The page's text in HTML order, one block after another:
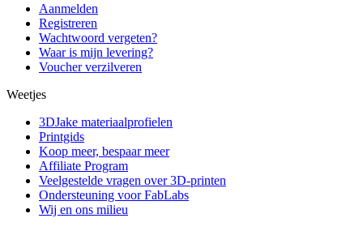
Aanmelden
Registreren
Wachtwoord vergeten?
Waar is mijn levering?
Voucher verzilveren
Weetjes
3DJake materiaalprofielen
Printgids
Koop meer, bespaar meer
Affiliate Program
Veelgestelde vragen over 3D-printen
Ondersteuning voor FabLabs
Wij en ons milieu